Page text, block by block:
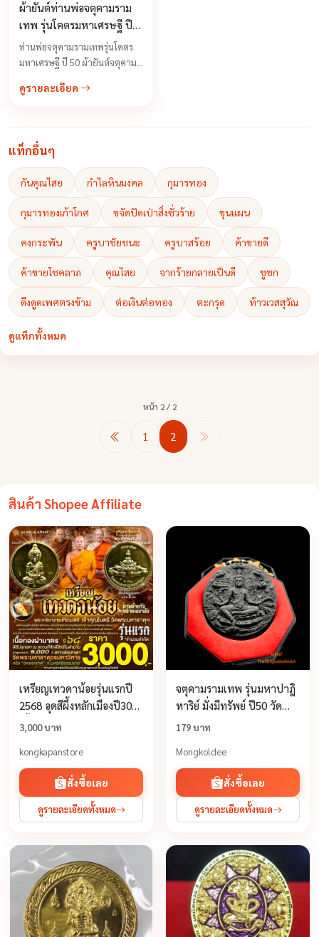
ผ้ายันต์ท่านพ่อจตุคามราม
เทพ รุ่นโคตรมหาเศรษฐี ปี
2550 สีดำลายทอง
ท่านพ่อจตุคามรามเทพรุ่นโคตร
มหาเศรษฐี ปี 50 ผ้ายันต์จตุคาม
เพื่อสบทบทุนสร้างอุโบสถ วัดปิย
ดูรายละเอียด
แท็กอื่นๆ
กันคุณไสย กำไลหินมงคล กุมารทอง
กุมารทองเก้าโกศ ขจัดปัดเป่าสิ่งชั่วร้าย ขุนแผน
คงกระพัน ครูบาชัยชนะ ครูบาสร้อย ค้าขายดี
ค้าขายโชคลาภ คุณไสย จากร้ายกลายเป็นดี ชูชก
ดึงดูดเพศตรงข้าม ต่อเงินต่อทอง ตะกรุด ท้าวเวสสุวัณ
ดูแท็กทั้งหมด
หน้า 2 / 2
1 2
สินค้า Shopee Affiliate
เหรียญเทวดาน้อยรุ่นแรกปี
2568 อุดสีผึ้งหลักเมืองปี30
เนื้อทองฝาบาตร วัดพระ
จ.นครศรีธรรมราช
3,000 บาท
kongkapanstore
สั่งซื้อเลย
ดูรายละเอียดทั้งหมด
จตุคามรามเทพ รุ่นมหาปาฎิ
หาริย์ มั่งมีทรัพย์ ปี50 วัด
พระมหาธาตุวรมหาวิหาร
กากยายักษ์
179 บาท
Mongkoldee
สั่งซื้อเลย
ดูรายละเอียดทั้งหมด